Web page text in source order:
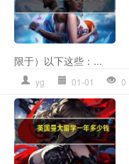
限于）以下这些：...
yg 01-01 0